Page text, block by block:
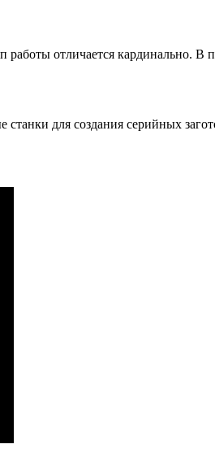
отличается кардинально.
станки для создания серийных